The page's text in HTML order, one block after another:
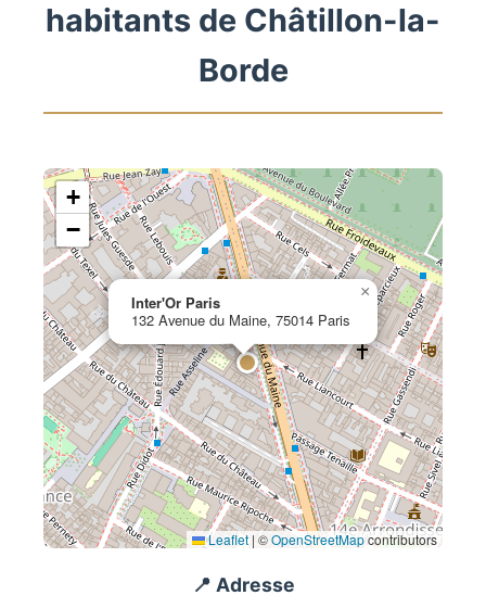
habitants de Châtillon-la-
Borde
Inter'Or Paris
132 Avenue du Maine, 75014 Paris
×
+
−
Leaflet | ©OpenStreetMapcontributors
📍 Adresse